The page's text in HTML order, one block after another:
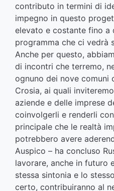
contributo in termini di
impegno in questo
elevato e costante fino a
programma che ci vedrà
Anche per questo,
di incontri che terremo,
ognuno dei nove comuni
Crosia, ai quali
aziende e delle imprese
coinvolgerli e renderli
principale che le realtà
potrebbero avere
Auspico – ha concluso
lavorare, anche in futuro
stessa sintonia e lo
certo, contribuiranno al